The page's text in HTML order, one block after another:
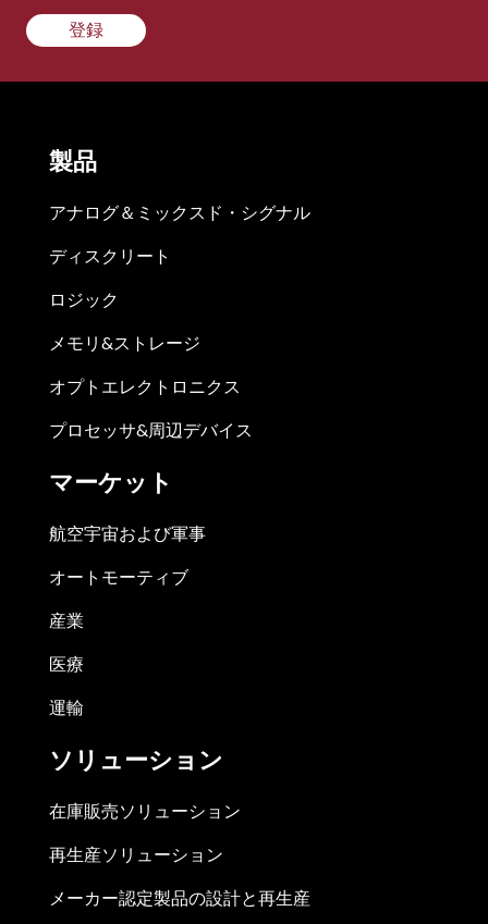
登録
製品
アナログ＆ミックスド・シグナル
ディスクリート
ロジック
メモリ&ストレージ
オプトエレクトロニクス
プロセッサ&周辺デバイス
マーケット
航空宇宙および軍事
オートモーティブ
産業
医療
運輸
ソリューション
在庫販売ソリューション
再生産ソリューション
メーカー認定製品の設計と再生産